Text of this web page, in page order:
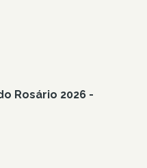
Rosário 2026 -